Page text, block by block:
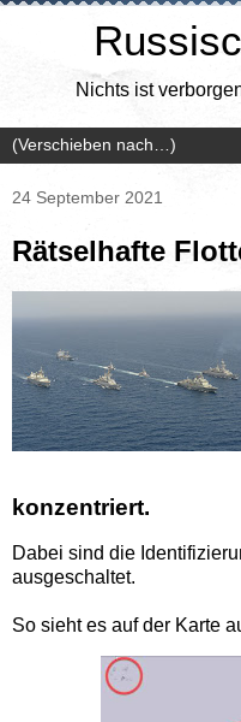
Nichts ist
24 September 2021
Rätselhafte
konzentriert.
Dabei sind die
ausgeschaltet.
So sieht es auf der Karte